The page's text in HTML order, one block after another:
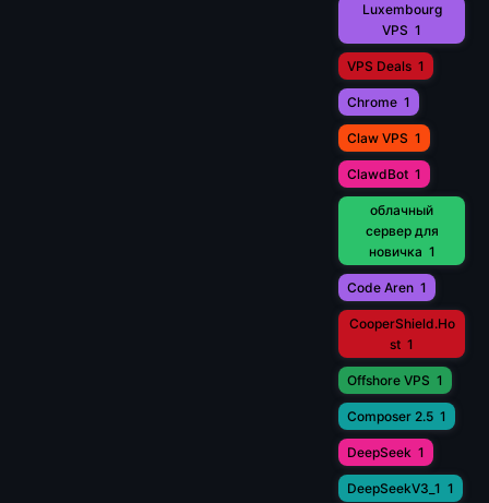
Luxembourg
VPS 1
VPS Deals 1
Chrome 1
Claw VPS 1
ClawdBot 1
облачный
сервер для
новичка 1
Code Aren 1
CooperShield.Ho
st 1
Offshore VPS 1
Composer 2.5 1
DeepSeek 1
DeepSeekV3_1 1